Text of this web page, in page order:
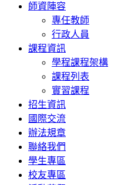
師資陣容
專任教師
行政人員
課程資訊
學程課程架構
課程列表
實習課程
招生資訊
國際交流
辦法規章
聯絡我們
學生專區
校友專區